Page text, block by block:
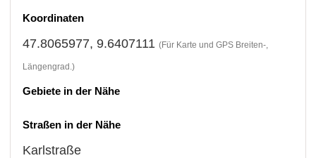
Koordinaten
47.8065977, 9.6407111 (Für Karte und GPS Breiten-,
Längengrad.)
Gebiete in der Nähe
Straßen in der Nähe
Karlstraße